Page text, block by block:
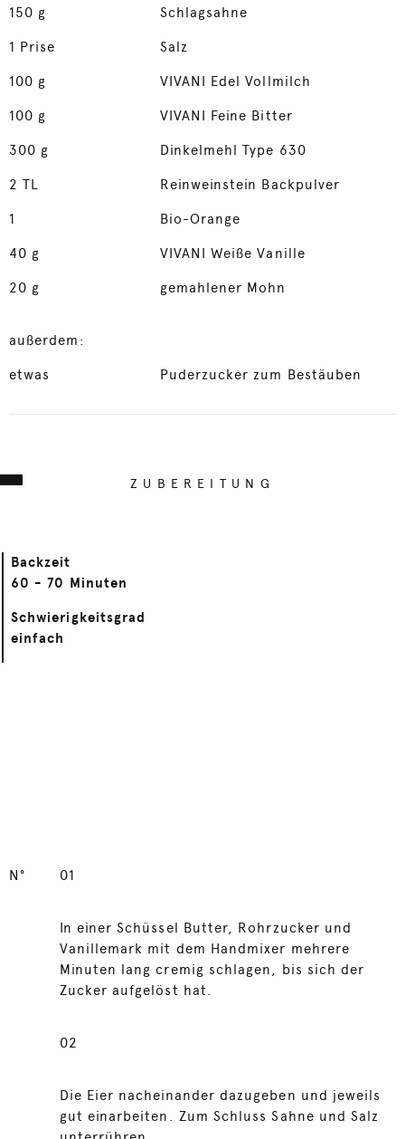
150 g Schlagsahne
1 Prise Salz
100 g VIVANI Edel Vollmilch
100 g VIVANI Feine Bitter
300 g Dinkelmehl Type 630
2TL Reinweinstein Backpulver
1 Bio-Orange
40 g VIVANI Weiße Vanille
20 g gemahlener Mohn
außerdem:
etwas Puderzucker zum Bestäuben
ZUBEREITUNG
Backzeit
60 - 70 Minuten
Schwierigkeitsgrad
einfach
N° 01
In einer Schüssel Butter, Rohrzucker und
Vanillemark mit dem Handmixer mehrere
Minuten lang cremig schlagen, bis sich der
Zucker aufgelöst hat.
02
Die Eier nacheinander dazugeben und jeweils
gut einarbeiten. Zum Schluss Sahne und Salz